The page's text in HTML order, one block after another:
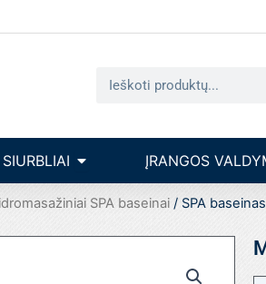
SIURBLIAI Open siurbliaiĮRANGOS
SPA baseinai / SPA